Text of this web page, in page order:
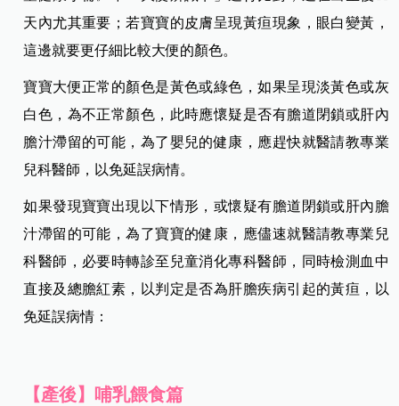
天內尤其重要；若寶寶的皮膚呈現黃疸現象，眼白變黃，
這邊就要更仔細比較大便的顏色。
寶寶大便正常的顏色是黃色或綠色，如果呈現淡黃色或灰
白色，為不正常顏色，此時應懷疑是否有膽道閉鎖或肝內
膽汁滯留的可能，為了嬰兒的健康，應趕快就醫請教專業
兒科醫師，以免延誤病情。
如果發現寶寶出現以下情形，或懷疑有膽道閉鎖或肝內膽
汁滯留的可能，為了寶寶的健康，應儘速就醫請教專業兒
科醫師，必要時轉診至兒童消化專科醫師，同時檢測血中
直接及總膽紅素，以判定是否為肝膽疾病引起的黃疸，以
免延誤病情：
【產後】哺乳餵食篇